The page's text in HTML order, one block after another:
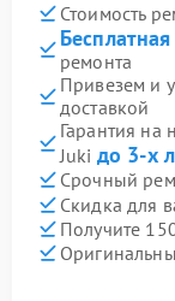
Стоимость
ремонта
Привезем и
доставкой
Гарантия на
Juki до 3-х
Срочный
Скидка для
Получите